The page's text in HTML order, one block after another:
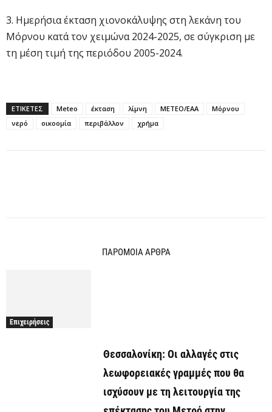
3. Ημερήσια έκταση χιονοκάλυψης στη λεκάνη του
Μόρνου κατά τον χειμώνα 2024-2025, σε σύγκριση με
τη μέση τιμή της περιόδου 2005-2024.
ΕΤΙΚΕΤΕΣ Meteo έκταση λίμνη ΜΕΤΕΟ/ΕΑΑ
Μόρνου
νερό
οικοομία περιβάλλον χρήμα
ΠΑΡΟΜΟΙΑ ΑΡΘΡΑ
Επιχειρήσεις
Θεσσαλονίκη: Οι αλλαγές στις
λεωφορειακές γραμμές που θα
ισχύσουν με τη λειτουργία της